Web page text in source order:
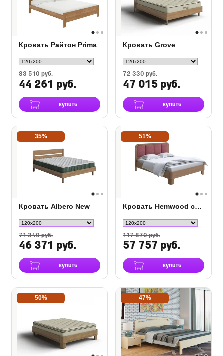
Кровать Райтон Prima
83 510 руб.
44 261 руб.
купить
Кровать Grove
72 330 руб.
47 015 руб.
купить
35%
Кровать Albero New
71 340 руб.
46 371 руб.
купить
51%
Кровать Hemwood сосна
117 870 руб.
57 757 руб.
купить
50% 47%